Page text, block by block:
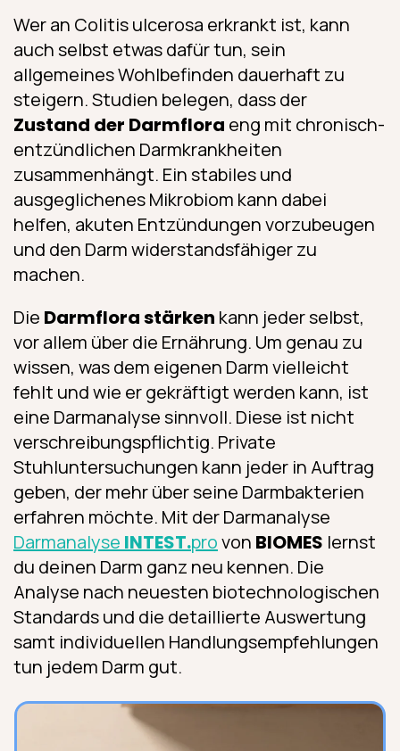
Wer an Colitis ulcerosa erkrankt ist, kann
auch selbst etwas dafür tun, sein
allgemeines Wohlbefinden dauerhaft zu
steigern. Studien belegen, dass der
Zustand der Darmflora eng mit chronisch-
entzündlichen Darmkrankheiten
zusammenhängt. Ein stabiles und
ausgeglichenes Mikrobiom kann dabei
helfen, akuten Entzündungen vorzubeugen
und den Darm widerstandsfähiger zu
machen.
Die Darmflora stärken kann jeder selbst,
vor allem über die Ernährung. Um genau zu
wissen, was dem eigenen Darm vielleicht
fehlt und wie er gekräftigt werden kann, ist
eine Darmanalyse sinnvoll. Diese ist nicht
verschreibungspflichtig. Private
Stuhluntersuchungen kann jeder in Auftrag
geben, der mehr über seine Darmbakterien
erfahren möchte. Mit der Darmanalyse
Darmanalyse INTEST.provon BIOMES lernst
du deinen Darm ganz neu kennen. Die
Analyse nach neuesten biotechnologischen
Standards und die detaillierte Auswertung
samt individuellen Handlungsempfehlungen
tun jedem Darm gut.